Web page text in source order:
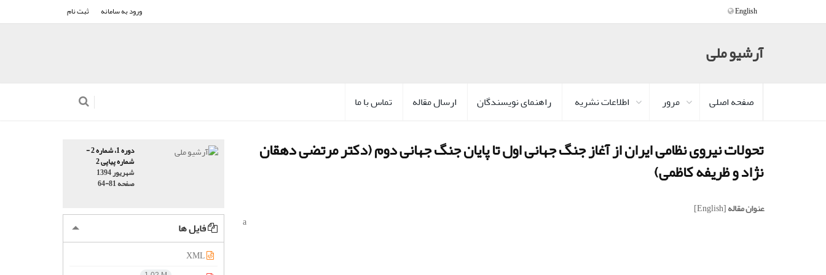
ورود به سامانه ثبت نام English
آرشیو ملی
صفحه اصلی مرور اطلاعات نشریه راهنمای نویسندگان ارسال مقاله تماس با ما
تحولات نیروی نظامی ایران از آغاز جنگ جهانی اول تا پایان جنگ جهانی دوم (دکتر مرتضی دهقان
نژاد و ظریفه کاظمی)
عنوان مقاله[English]
a
دوره 1، شماره 2 -
شماره پیاپی 2
شهریور 1394
صفحه64-81
فایل ها